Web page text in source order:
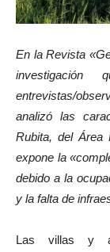
En la Revista
investigación
entrevistas/
analizó las
Rubita, del Área
expone la
debido a la
y la falta de
Las villas y